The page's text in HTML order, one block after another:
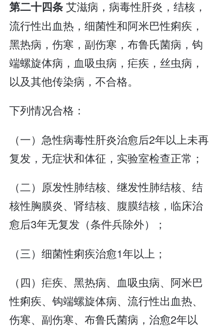
第二十四条艾滋病，病毒性肝炎，结核，
流行性出血热，细菌性和阿米巴性痢疾，
黑热病，伤寒，副伤寒，布鲁氏菌病，钩
端螺旋体病，血吸虫病，疟疾，丝虫病，
以及其他传染病，不合格。
下列情况合格：
（一）急性病毒性肝炎治愈后2年以上未再
复发，无症状和体征，实验室检查正常；
（二）原发性肺结核、继发性肺结核、结
核性胸膜炎、肾结核、腹膜结核，临床治
愈后3年无复发（条件兵除外）；
（三）细菌性痢疾治愈1年以上；
（四）疟疾、黑热病、血吸虫病、阿米巴
性痢疾、钩端螺旋体病、流行性出血热、
伤寒、副伤寒、布鲁氏菌病，治愈2年以